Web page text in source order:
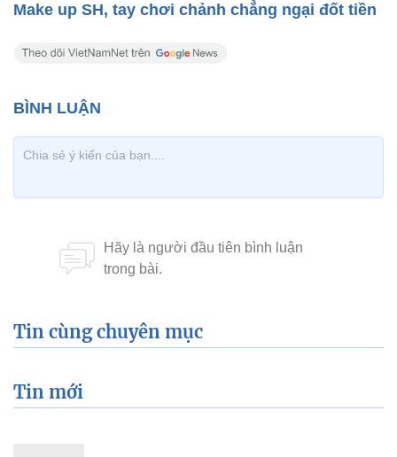
Make up SH, tay chơi chảnh chẳng ngại đốt tiền
Tin cùng chuyên mục
Tin mới